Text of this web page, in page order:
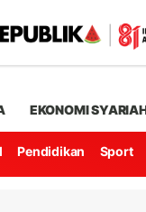
EKONOMI
Pendidikan Sport